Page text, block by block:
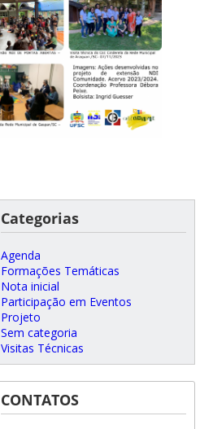
Categorias
Agenda
Formações Temáticas
Nota inicial
Participação em Eventos
Projeto
Sem categoria
Visitas Técnicas
CONTATOS